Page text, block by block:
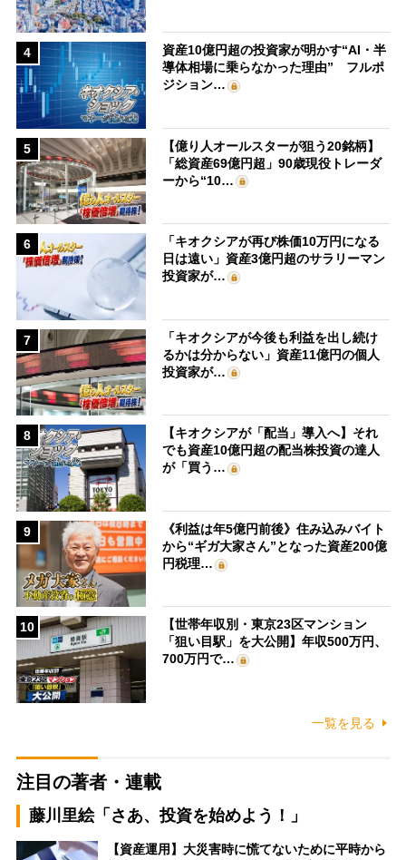
4
資産10億円超の投資家が明かす“AI・半
導体相場に乗らなかった理由” フルポ
ジション…
5
【億り人オールスターが狙う20銘柄】
「総資産69億円超」90歳現役トレーダ
ーから“10…
6
「キオクシアが再び株価10万円になる
日は遠い」資産3億円超のサラリーマン
投資家が…
7
「キオクシアが今後も利益を出し続け
るかは分からない」資産11億円の個人
投資家が…
8
【キオクシアが「配当」導入へ】それ
でも資産10億円超の配当株投資の達人
が「買う…
9
《利益は年5億円前後》住み込みバイト
から“ギガ大家さん”となった資産200億
円税理…
10
【世帯年収別・東京23区マンション
「狙い目駅」を大公開】年収500万円、
700万円で…
一覧を見る
注目の著者・連載
藤川里絵「さあ、投資を始めよう！」
【資産運用】大災害時に慌てないために平時から